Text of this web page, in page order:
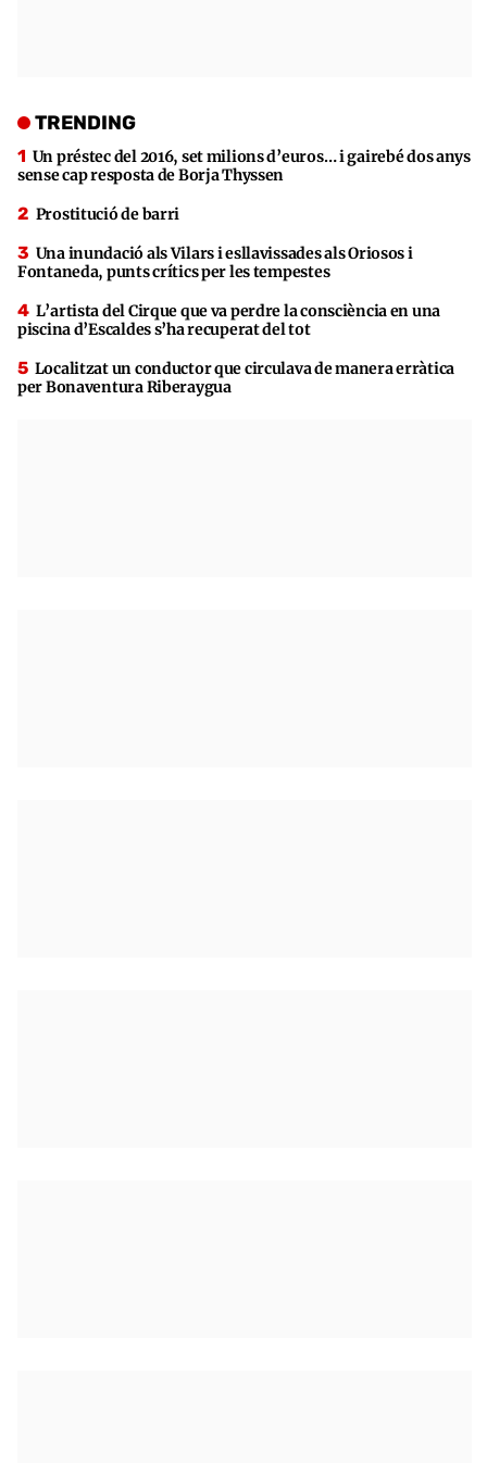
TRENDING
Un préstec del 2016, set milions d’euros… i gairebé dos anys
sense cap resposta de Borja Thyssen
Prostitució de barri
Una inundació als Vilars i esllavissades als Oriosos i
Fontaneda, punts crítics per les tempestes
L’artista del Cirque que va perdre la consciència en una
piscina d’Escaldes s’ha recuperat del tot
Localitzat un conductor que circulava de manera erràtica
per Bonaventura Riberaygua